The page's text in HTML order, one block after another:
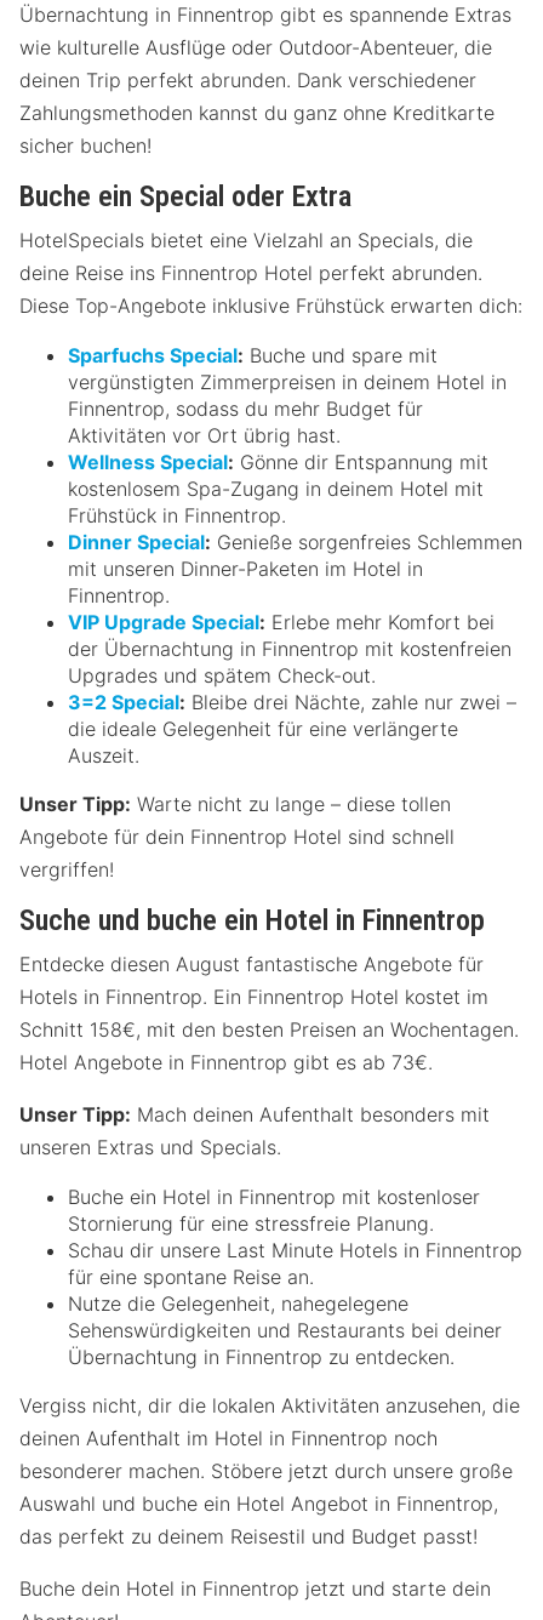
Übernachtung in Finnentrop gibt es spannende Extras
wie kulturelle Ausflüge oder Outdoor-Abenteuer, die
deinen Trip perfekt abrunden. Dank verschiedener
Zahlungsmethoden kannst du ganz ohne Kreditkarte
sicher buchen!
Buche ein Special oder Extra
HotelSpecials bietet eine Vielzahl an Specials, die
deine Reise ins Finnentrop Hotel perfekt abrunden.
Diese Top-Angebote inklusive Frühstück erwarten dich:
Sparfuchs Special: Buche und spare mit
vergünstigten Zimmerpreisen in deinem Hotel in
Finnentrop, sodass du mehr Budget für
Aktivitäten vor Ort übrig hast.
Wellness Special: Gönne dir Entspannung mit
kostenlosem Spa-Zugang in deinem Hotel mit
Frühstück in Finnentrop.
Dinner Special: Genieße sorgenfreies Schlemmen
mit unseren Dinner-Paketen im Hotel in
Finnentrop.
VIP Upgrade Special: Erlebe mehr Komfort bei
der Übernachtung in Finnentrop mit kostenfreien
Upgrades und spätem Check-out.
3=2 Special: Bleibe drei Nächte, zahle nur zwei –
die ideale Gelegenheit für eine verlängerte
Auszeit.
Unser Tipp: Warte nicht zu lange – diese tollen
Angebote für dein Finnentrop Hotel sind schnell
vergriffen!
Suche und buche ein Hotel in Finnentrop
Entdecke diesen August fantastische Angebote für
Hotels in Finnentrop. Ein Finnentrop Hotel kostet im
Schnitt 158€, mit den besten Preisen an Wochentagen.
Hotel Angebote in Finnentrop gibt es ab 73€.
Unser Tipp: Mach deinen Aufenthalt besonders mit
unseren Extras und Specials.
Buche ein Hotel in Finnentrop mit kostenloser
Stornierung für eine stressfreie Planung.
Schau dir unsere Last Minute Hotels in Finnentrop
für eine spontane Reise an.
Nutze die Gelegenheit, nahegelegene
Sehenswürdigkeiten und Restaurants bei deiner
Übernachtung in Finnentrop zu entdecken.
Vergiss nicht, dir die lokalen Aktivitäten anzusehen, die
deinen Aufenthalt im Hotel in Finnentrop noch
besonderer machen. Stöbere jetzt durch unsere große
Auswahl und buche ein Hotel Angebot in Finnentrop,
das perfekt zu deinem Reisestil und Budget passt!
Buche dein Hotel in Finnentrop jetzt und starte dein